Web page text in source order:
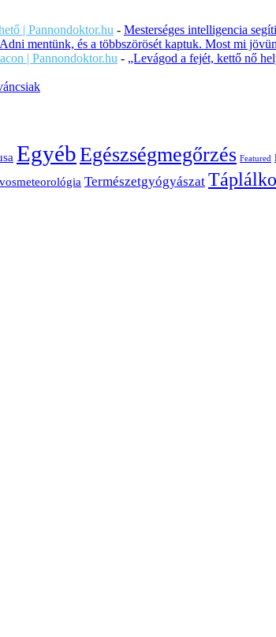
| Pannondoktor.hu - Mesterséges intelligencia
mentünk, és a többszörösét kaptuk. Most mi
| Pannondoktor.hu - „Levágod a fejét, kettő nő
EgyébEgészségmegőrzés Featured
Természetgyógyászat